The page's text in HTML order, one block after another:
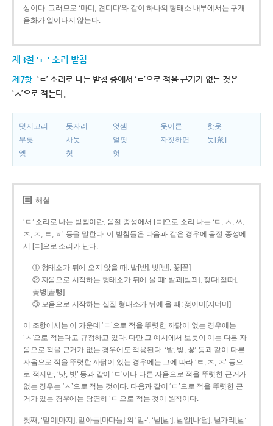
상이다. 그러므로 ‘마디, 견디다’와 같이 하나의 형태소 내부에서는 구개
음화가 일어나지 않는다.
제3절 'ㄷ' 소리 받침
제7항 ‘ㄷ’ 소리로 나는 받침 중에서 ‘ㄷ’으로 적을 근거가 없는 것은
‘ㅅ’으로 적는다.
덧저고리 돗자리 엇셈 웃어른
핫옷
무릇
사뭇 얼핏 자칫하면
뭇[衆]
옛
첫 헛
해설
‘ㄷ’ 소리로 나는 받침이란, 음절 종성에서 [ㄷ]으로 소리 나는 ‘ㄷ, ㅅ, ㅆ,
ㅈ, ㅊ, ㅌ, ㅎ’ 등을 말한다. 이 받침들은 다음과 같은 경우에 음절 종성에
서 [ㄷ]으로 소리가 난다.
① 형태소가 뒤에 오지 않을 때: 밭[받], 빚[빋], 꽃[꼳]
② 자음으로 시작하는 형태소가 뒤에 올 때: 밭과[받꽈], 젖다[젇따],
꽃병[꼳뼝]
③ 모음으로 시작하는 실질 형태소가 뒤에 올 때: 젖어미[저더미]
이 조항에서는 이 가운데 ‘ㄷ’으로 적을 뚜렷한 까닭이 없는 경우에는
‘ㅅ’으로 적는다고 규정하고 있다. 다만 그 예시에서 보듯이 이는 다른 자
음으로 적을 근거가 없는 경우에도 적용된다. ‘밭, 빚, 꽃’ 등과 같이 다른
자음으로 적을 뚜렷한 까닭이 있는 경우에는 그에 따라 ‘ㅌ, ㅈ, ㅊ’ 등으
로 적지만, ‘낫, 빗’ 등과 같이 ‘ㄷ’이나 다른 자음으로 적을 뚜렷한 근거가
없는 경우는 ‘ㅅ’으로 적는 것이다. 다음과 같이 ‘ㄷ’으로 적을 뚜렷한 근
거가 있는 경우에는 당연히 ‘ㄷ’으로 적는 것이 원칙이다.
첫째, ‘맏이[마지], 맏아들[마다들]’의 ‘맏-’, ‘낟[낟ː], 낟알[나ː달], 낟가리[낟ː